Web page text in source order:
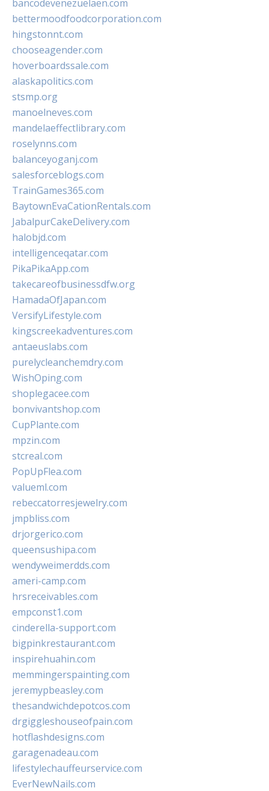
bancodevenezuelaen.com
bettermoodfoodcorporation.com
hingstonnt.com
chooseagender.com
hoverboardssale.com
alaskapolitics.com
stsmp.org
manoelneves.com
mandelaeffectlibrary.com
roselynns.com
balanceyoganj.com
salesforceblogs.com
TrainGames365.com
BaytownEvaCationRentals.com
JabalpurCakeDelivery.com
halobjd.com
intelligenceqatar.com
PikaPikaApp.com
takecareofbusinessdfw.org
HamadaOfJapan.com
VersifyLifestyle.com
kingscreekadventures.com
antaeuslabs.com
purelycleanchemdry.com
WishOping.com
shoplegacee.com
bonvivantshop.com
CupPlante.com
mpzin.com
stcreal.com
PopUpFlea.com
valueml.com
rebeccatorresjewelry.com
jmpbliss.com
drjorgerico.com
queensushipa.com
wendyweimerdds.com
ameri-camp.com
hrsreceivables.com
empconst1.com
cinderella-support.com
bigpinkrestaurant.com
inspirehuahin.com
memmingerspainting.com
jeremypbeasley.com
thesandwichdepotcos.com
drgiggleshouseofpain.com
hotflashdesigns.com
garagenadeau.com
lifestylechauffeurservice.com
EverNewNails.com